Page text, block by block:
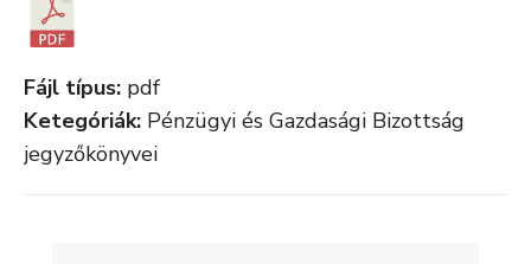
Fájl típus: pdf
Ketegóriák: Pénzügyi és Gazdasági Bizottság
jegyzőkönyvei